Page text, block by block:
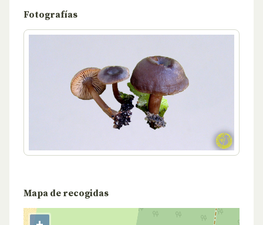
Fotografías
Mapa de recogidas